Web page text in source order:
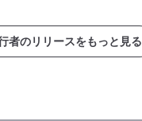
者のリリースをもっと見る